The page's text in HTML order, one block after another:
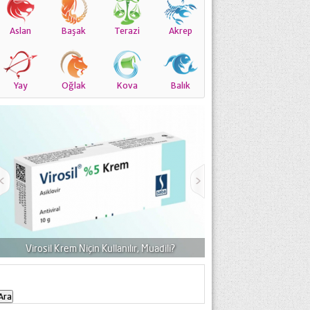
Aslan Başak Terazi Akrep
Yay Oğlak Kova Balık
Virosil Krem Niçin Kullanılır, Muadili?
Famodin 40 Mg Film
Arama: